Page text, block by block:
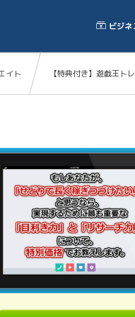
ビジネ
イト 【特典付き】遊戯王ト